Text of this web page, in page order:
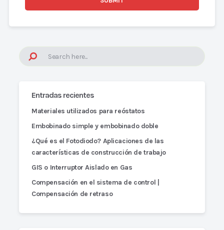
Entradas recientes
Materiales utilizados para reóstatos
Embobinado simple y embobinado doble
¿Qué es el Fotodiodo? Aplicaciones de las
características de construcción de trabajo
GIS o Interruptor Aislado en Gas
Compensación en el sistema de control |
Compensación de retraso